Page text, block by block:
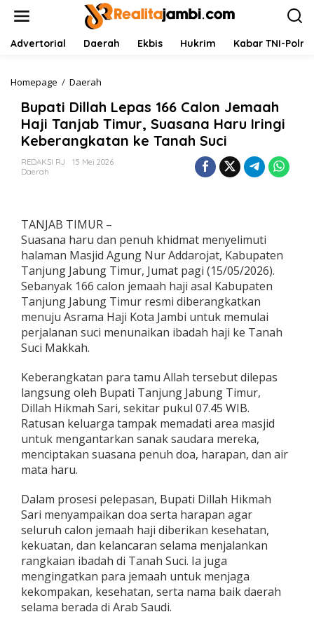
Advertorial Daerah Ekbis Hukrim Kabar TNI-Polri
Homepage / Daerah
p
a
i
D
h
L
e
p
a
s
1
6
6
C
o
n
J
e
m
a
h
j
i
a
n
j
a
b
T
i
Bupati Dillah Lepas 166 Calon Jemaah
Haji Tanjab Timur, Suasana Haru Iringi
Keberangkatan ke Tanah Suci
REDAKSI RJ
15 Mei 2026
Daerah
TANJAB TIMUR –
Suasana haru dan penuh khidmat menyelimuti
halaman Masjid Agung Nur Addarojat, Kabupaten
Tanjung Jabung Timur, Jumat pagi (15/05/2026).
Sebanyak 166 calon jemaah haji asal Kabupaten
Tanjung Jabung Timur resmi diberangkatkan
menuju Asrama Haji Kota Jambi untuk memulai
perjalanan suci menunaikan ibadah haji ke Tanah
Suci Makkah.
Keberangkatan para tamu Allah tersebut dilepas
langsung oleh Bupati Tanjung Jabung Timur,
Dillah Hikmah Sari, sekitar pukul 07.45 WIB.
Ratusan keluarga tampak memadati area masjid
untuk mengantarkan sanak saudara mereka,
menciptakan suasana penuh doa, harapan, dan air
mata haru.
Dalam prosesi pelepasan, Bupati Dillah Hikmah
Sari menyampaikan doa serta harapan agar
seluruh calon jemaah haji diberikan kesehatan,
kekuatan, dan kelancaran selama menjalankan
rangkaian ibadah di Tanah Suci. Ia juga
mengingatkan para jemaah untuk menjaga
kekompakan, kesehatan, serta nama baik daerah
selama berada di Arab Saudi.